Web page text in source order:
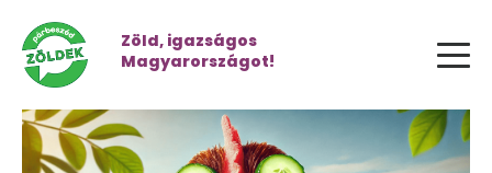
Zöld, igazságos
Magyarországot!